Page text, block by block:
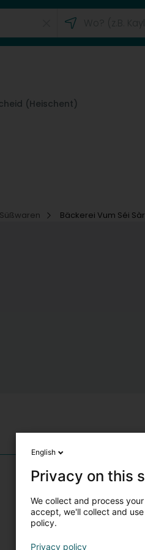
(Heischent)
Bäckerei Vum Séi
English
Privacy on this
We collect and process
accept, we'll collect and
policy.
Privacy policy